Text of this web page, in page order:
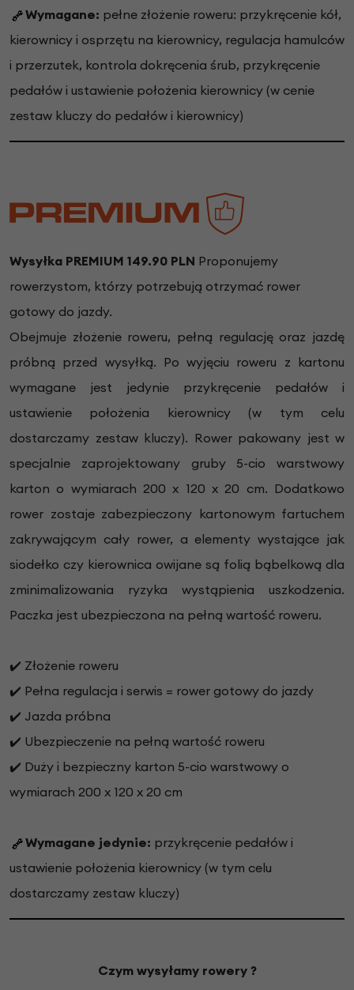
Wymagane: pełne złożenie roweru: przykręcenie kół,
kierownicy i osprzętu na kierownicy, regulacja hamulców
i przerzutek, kontrola dokręcenia śrub, przykręcenie
pedałów i ustawienie położenia kierownicy (w cenie
zestaw kluczy do pedałów i kierownicy)
Wysyłka PREMIUM 149.90 PLN Proponujemy
rowerzystom, którzy potrzebują otrzymać rower
gotowy do jazdy.
Obejmuje złożenie roweru, pełną regulację oraz jazdę
próbną przed wysyłką. Po wyjęciu roweru z kartonu
wymagane jest jedynie przykręcenie pedałów i
ustawienie położenia kierownicy (w tym celu
dostarczamy zestaw kluczy). Rower pakowany jest w
specjalnie zaprojektowany gruby 5-cio warstwowy
karton o wymiarach 200 x 120 x 20 cm. Dodatkowo
rower zostaje zabezpieczony kartonowym fartuchem
zakrywającym cały rower, a elementy wystające jak
siodełko czy kierownica owijane są folią bąbelkową dla
zminimalizowania ryzyka wystąpienia uszkodzenia.
Paczka jest ubezpieczona na pełną wartość roweru.
✔️ Złożenie roweru
✔️ Pełna regulacja i serwis = rower gotowy do jazdy
✔️ Jazda próbna
✔️ Ubezpieczenie na pełną wartość roweru
✔️ Duży i bezpieczny karton 5-cio warstwowy o
wymiarach 200 x 120 x 20 cm
Wymagane jedynie: przykręcenie pedałów i
ustawienie położenia kierownicy (w tym celu
dostarczamy zestaw kluczy)
Czym wysyłamy rowery ?